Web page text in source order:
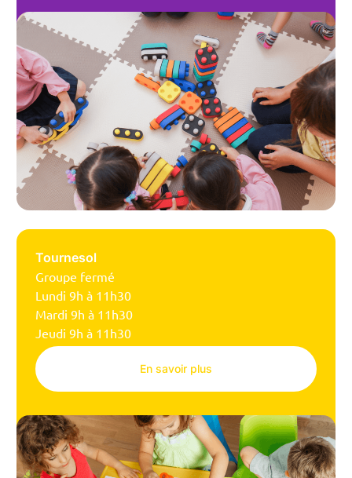
Tournesol
Groupe fermé
Lundi 9h à 11h30
Mardi 9h à 11h30
Jeudi 9h à 11h30
En savoir plus